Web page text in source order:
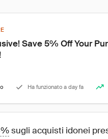
Save 5% Off Your
Ha funzionato a day fa
sugli acquisti idonei